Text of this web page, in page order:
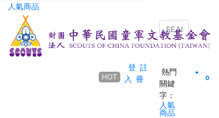
人氣商品
HOT
登
入
註
冊
熱門
關鍵
字：
人氣
商品
0